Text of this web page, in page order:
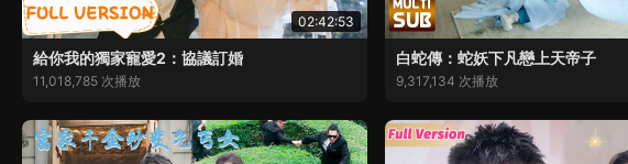
02:42:53
給你我的獨家寵愛2：協議訂婚
11,018,785 次播放
白蛇傳：蛇妖下凡戀上天帝子
9,317,134 次播放